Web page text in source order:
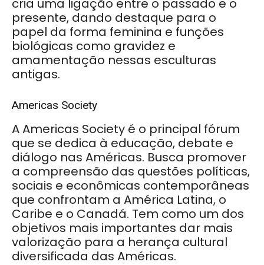
presente, dando destaque para o
papel da forma feminina e funções
biológicas como gravidez e
amamentação nessas esculturas
antigas.
Americas Society
A Americas Society é o principal fórum
que se dedica à educação, debate e
diálogo nas Américas. Busca promover
a compreensão das questões políticas,
sociais e econômicas contemporâneas
que confrontam a América Latina, o
Caribe e o Canadá. Tem como um dos
objetivos mais importantes dar mais
valorização para a herança cultural
diversificada das Américas.